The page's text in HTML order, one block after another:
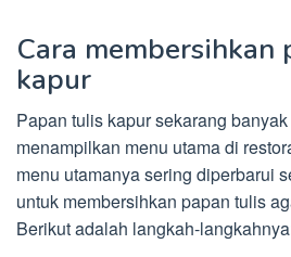
Cara membersihkan
kapur
Papan tulis kapur sekarang
menampilkan menu utama di
menu utamanya sering diperbarui
untuk membersihkan papan tulis
Berikut adalah langkah-